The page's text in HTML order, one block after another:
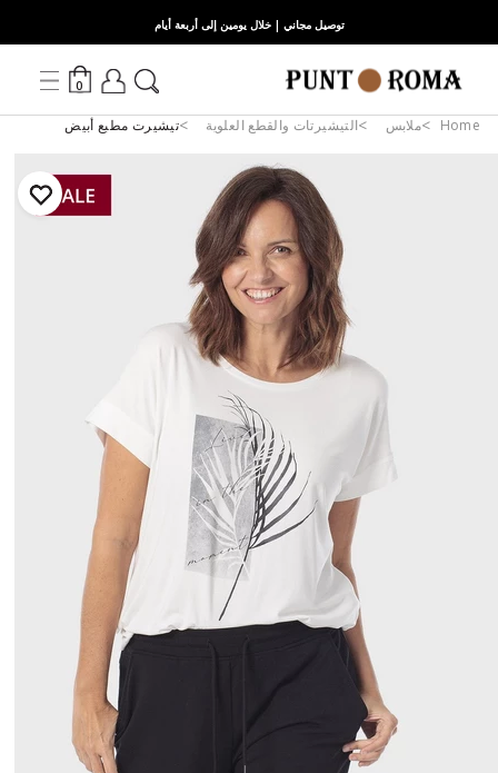
توصيل مجاني | خلال يومين إلى أربعة أيام
0
Home ملابس التيشيرتات والقطع العلوية تيشيرت مطبع أبيض